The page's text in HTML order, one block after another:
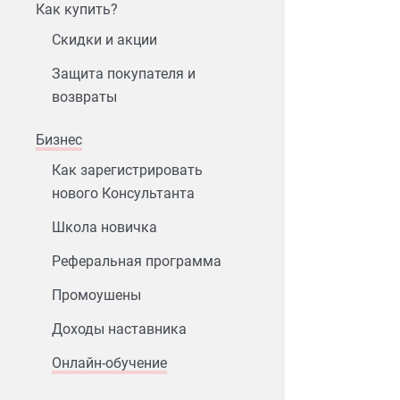
Как купить?
Скидки и акции
Защита покупателя и
возвраты
Бизнес
Как зарегистрировать
нового Консультанта
Школа новичка
Реферальная программа
Промоушены
Доходы наставника
Онлайн-обучение